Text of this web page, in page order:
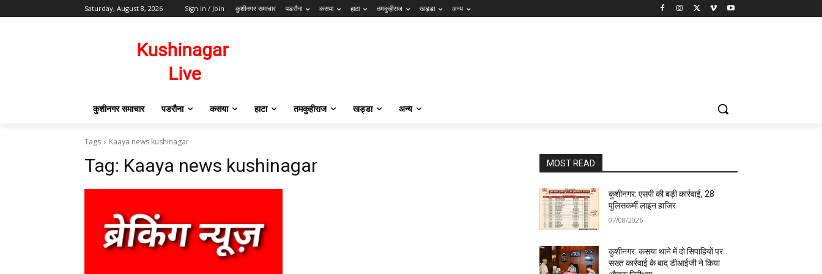
Saturday, August 8, 2026 Sign in / Join कुशीनगर समाचार पडरौना कसया हाटा तमकुहीराज खड्डा अन्य
कुशीनगर समाचार पडरौना कसया हाटा तमकुहीराज खड्डा अन्य
Tags Kaaya news kushinagar
Tag: Kaaya news kushinagar MOST READ
कुशीनगर: एसपी की बड़ी कार्रवाई, 28
पुलिसकर्मी लाइन हाजिर
07/08/2026
कुशीनगर: कसया थाने में दो सिपाहियों पर
सख्त कार्रवाई के बाद डीआईजी ने किया